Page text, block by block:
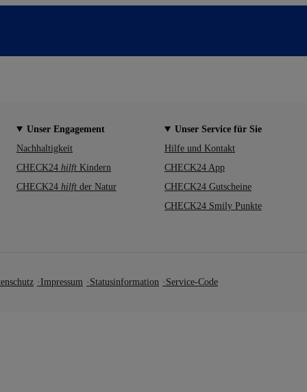
Unser Engagement
Nachhaltigkeit
CHECK24 hilft Kindern
CHECK24 hilft der Natur
Unser Service für Sie
Hilfe und Kontakt
CHECK24 App
CHECK24 Gutscheine
CHECK24 Smily Punkte
Impressum Statusinformation Service-Code